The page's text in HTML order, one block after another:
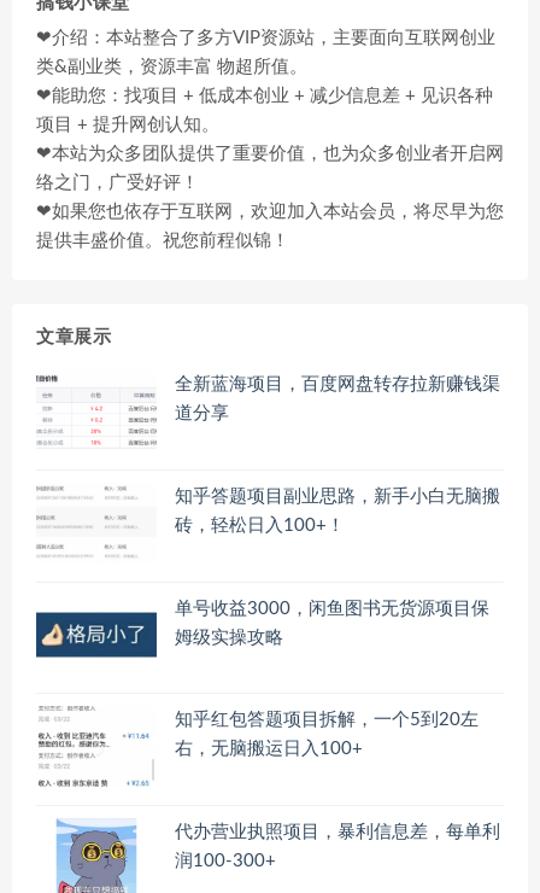
❤介绍：本站整合了多方VIP资源站，主要面向互联网创业
类&副业类，资源丰富 物超所值。
❤能助您：找项目 + 低成本创业 + 减少信息差 + 见识各种
项目 + 提升网创认知。
❤本站为众多团队提供了重要价值，也为众多创业者开启网
络之门，广受好评！
❤如果您也依存于互联网，欢迎加入本站会员，将尽早为您
提供丰盛价值。祝您前程似锦！
文章展示
全新蓝海项目，百度网盘转存拉新赚钱渠
道分享
知乎答题项目副业思路，新手小白无脑搬
砖，轻松日入100+！
单号收益3000，闲鱼图书无货源项目保
姆级实操攻略
知乎红包答题项目拆解，一个5到20左
右，无脑搬运日入100+
代办营业执照项目，暴利信息差，每单利
润100-300+